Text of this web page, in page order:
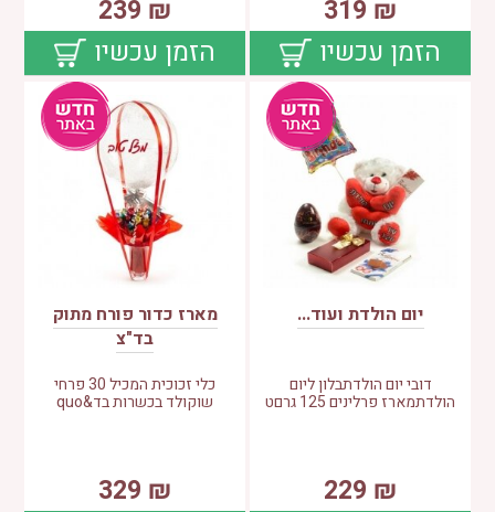
₪
319
הזמן עכשיו
₪
239
הזמן עכשיו
יום הולדת ועוד...
דובי יום הולדתבלון ליום
הולדתמארז פרלינים 125 גרםט
₪
229
מארז כדור פורח מתוק
בד"צ
כלי זכוכית המכיל 30 פרחי
שוקולד בכשרות בד&quo
₪
329